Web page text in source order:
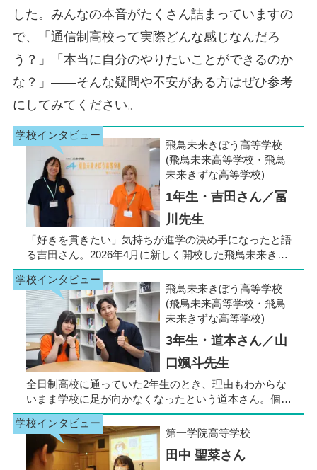
した。みんなの本音がたくさん詰まっていますの
で、「通信制高校って実際どんな感じなんだろ
う？」「本当に自分のやりたいことができるのか
な？」――そんな疑問や不安がある方はぜひ参考
にしてみてください。
飛鳥未来きぼう高等学校
(飛鳥未来高等学校・飛鳥
未来きずな高等学校)
1年生・吉田さん／冨
川先生
「好きを貫きたい」気持ちが進学の決め手になったと語
る吉田さん。2026年4月に新しく開校した飛鳥未来きぼ
う高等学校 柏キャンパスの1年生です。彼女は中学3年
生の公立入試直前に「自分らしく過ごしながら夢に近づ
ける環境を選びたい」と思い、進路変更を決意しまし
た。今回は吉田さん、同キャンパスの冨川先生に、通信
制高校の学校生活の様子や雰囲気、行事について語って
いただきました。お互いの話からは、日々の何気ない会
話や行事を通じて育まれた、先生と生徒の温かな信頼関
係もうかがえました。
飛鳥未来きぼう高等学校
(飛鳥未来高等学校・飛鳥
未来きずな高等学校)
3年生・道本さん／山
口颯斗先生
全日制高校に通っていた2年生のとき、理由もわからな
いまま学校に足が向かなくなったという道本さん。個別
相談会で感じた先生の「温かさ」を決め手に、飛鳥未来
きぼう高等学校の町田キャンパスへの転入を選びまし
た。現在は同校に3年生として在籍しながら、オープン
キャンパスでは未来の後輩たちのサポート役「キャス
第一学院高等学校
田中 聖菜さん